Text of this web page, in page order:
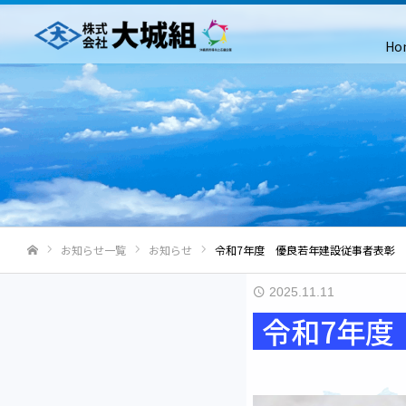
お知らせ一覧 お知らせ 令和7年度 優良若年建設従事者表彰
2025.11.11
令和7年